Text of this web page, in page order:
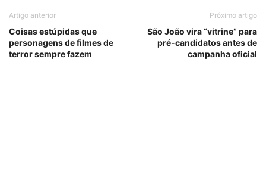
Artigo anterior
Coisas estúpidas que
personagens de filmes de
terror sempre fazem
Próximo artigo
São João vira “vitrine” para
pré-candidatos antes de
campanha oficial